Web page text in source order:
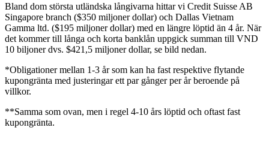
Bland dom största utländska långivarna hittar vi Credit Suisse AB
Singapore branch ($350 miljoner dollar) och Dallas Vietnam
Gamma ltd. ($195 miljoner dollar) med en längre löptid än 4 år. När
det kommer till långa och korta banklån uppgick summan till VND
10 biljoner dvs. $421,5 miljoner dollar, se bild nedan.
*Obligationer mellan 1-3 år som kan ha fast respektive flytande
kupongränta med justeringar ett par gånger per år beroende på
villkor.
**Samma som ovan, men i regel 4-10 års löptid och oftast fast
kupongränta.